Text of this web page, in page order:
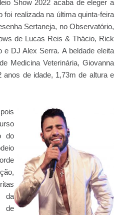
Show 2022 acaba de eleger a
foi realizada na última quinta-feira
Sertaneja, no Observatório,
de Lucas Reis & Thácio, Rick
e DJ Alex Serra. A beldade eleita
Medicina Veterinária, Giovanna
anos de idade, 1,73m de altura e
do
da
de